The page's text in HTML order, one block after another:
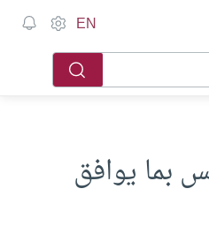
EN
بما يوافق